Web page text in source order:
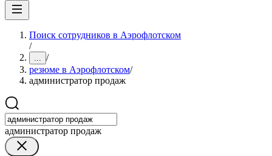
Поиск сотрудников в Аэрофлотском
/
... /
резюме в Аэрофлотском/
администратор продаж
администратор продаж